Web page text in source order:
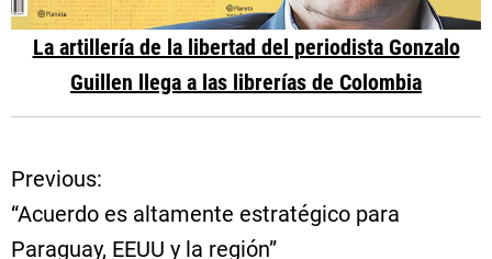
La artillería de la libertad del periodista Gonzalo
Guillen llega a las librerías de Colombia
N
a
Previous:
“Acuerdo es altamente estratégico para
Paraguay, EEUU y la región”